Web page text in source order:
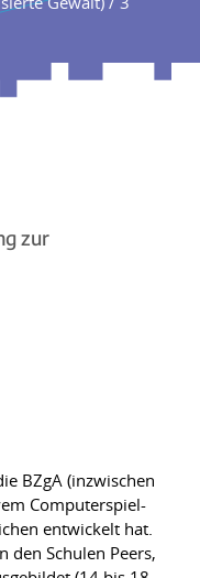
zur
BZgA (inzwischen
Computerspiel-
entwickelt hat.
den Schulen Peers,